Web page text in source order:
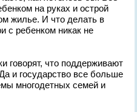
на руках и острой
жилье. И что делать в
с ребенком никак не
говорят, что поддерживают
и государство все больше
многодетных семей и